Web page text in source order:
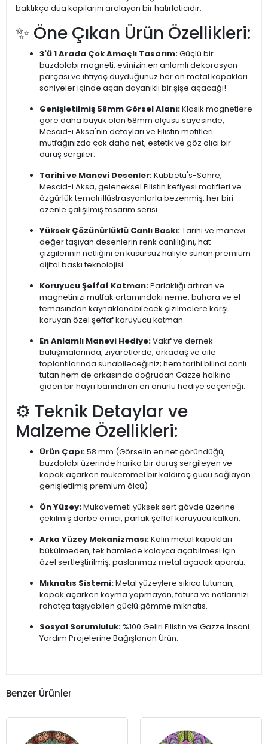
baktıkça dua kapılarını aralayan bir hatırlatıcıdır.
✨ Öne Çıkan Ürün Özellikleri:
3'ü 1 Arada Çok Amaçlı Tasarım:Güçlü bir
buzdolabı magneti, evinizin en anlamlı dekorasyon
parçası ve ihtiyaç duyduğunuz her an metal kapakları
saniyeler içinde açan dayanıklı bir şişe açacağı!
Genişletilmiş 58mm Görsel Alanı:Klasik magnetlere
göre daha büyük olan 58mm ölçüsü sayesinde,
Mescid-i Aksa'nın detayları ve Filistin motifleri
mutfağınızda çok daha net, estetik ve göz alıcı bir
duruş sergiler.
Tarihi ve Manevi Desenler:Kubbetü's-Sahre,
Mescid-i Aksa, geleneksel Filistin kefiyesi motifleri ve
özgürlük temalı illüstrasyonlarla bezenmiş, her biri
özenle çalışılmış tasarım serisi.
Yüksek Çözünürlüklü Canlı Baskı:Tarihi ve manevi
değer taşıyan desenlerin renk canlılığını, hat
çizgilerinin netliğini en kusursuz haliyle sunan premium
dijital baskı teknolojisi.
Koruyucu Şeffaf Katman:Parlaklığı artıran ve
magnetinizi mutfak ortamındaki neme, buhara ve el
temasından kaynaklanabilecek çizilmelere karşı
koruyan özel şeffaf koruyucu katman.
En Anlamlı Manevi Hediye:Vakıf ve dernek
buluşmalarında, ziyaretlerde, arkadaş ve aile
toplantılarında sunabileceğiniz; hem tarihi bilinci canlı
tutan hem de arkasında doğrudan Gazze halkına
giden bir hayrı barındıran en onurlu hediye seçeneği.
⚙️ Teknik Detaylar ve
Malzeme Özellikleri:
Ürün Çapı:58 mm (Görselin en net göründüğü,
buzdolabı üzerinde harika bir duruş sergileyen ve
kapak açarken mükemmel bir kaldıraç gücü sağlayan
genişletilmiş premium ölçü)
Ön Yüzey:Mukavemeti yüksek sert gövde üzerine
çekilmiş darbe emici, parlak şeffaf koruyucu kalkan.
Arka Yüzey Mekanizması:Kalın metal kapakları
bükülmeden, tek hamlede kolayca açabilmesi için
özel sertleştirilmiş, paslanmaz metal açacak aparatı.
Mıknatıs Sistemi:Metal yüzeylere sıkıca tutunan,
kapak açarken kayma yapmayan, fatura ve notlarınızı
rahatça taşıyabilen güçlü gömme mıknatıs.
Sosyal Sorumluluk: %100 Geliri Filistin ve Gazze İnsani
Yardım Projelerine Bağışlanan Ürün.
Benzer Ürünler